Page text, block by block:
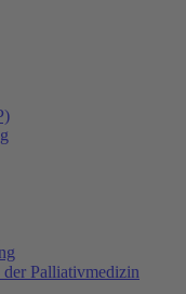
Palliativmedizin